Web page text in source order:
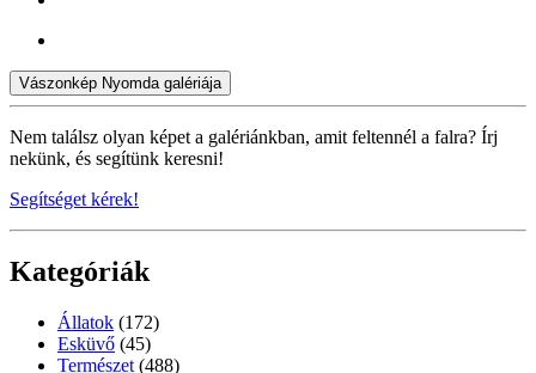
Vászonkép Nyomda galériája
Nem találsz olyan képet a galériánkban, amit feltennél a falra? Írj
nekünk, és segítünk keresni!
Segítséget kérek!
Kategóriák
Állatok (172)
Esküvő (45)
Természet (488)